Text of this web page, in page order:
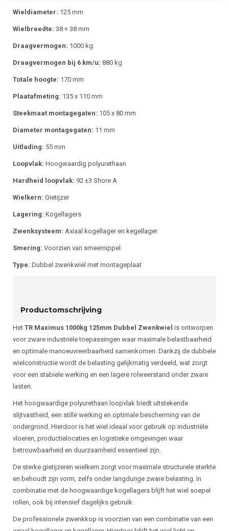
Wieldiameter: 125 mm
Wielbreedte: 38 + 38 mm
Draagvermogen: 1000 kg
Draagvermogen bij 6 km/u: 880 kg
Totale hoogte: 170 mm
Plaatafmeting: 135 x 110 mm
Steekmaat montagegaten: 105 x 80 mm
Diameter montagegaten: 11 mm
Uitlading: 55 mm
Loopvlak: Hoogwaardig polyurethaan
Hardheid loopvlak: 92 ±3 Shore A
Wielkern: Gietijzer
Lagering: Kogellagers
Zwenksysteem: Axiaal kogellager en kegellager
Smering: Voorzien van smeernippel
Type: Dubbel zwenkwiel met montageplaat
Productomschrijving
Het TR Maximus 1000kg 125mm Dubbel Zwenkwiel is ontworpen
voor zware industriële toepassingen waar maximale belastbaarheid
en optimale manoeuvreerbaarheid samenkomen. Dankzij de dubbele
wielconstructie wordt de belasting gelijkmatig verdeeld, wat zorgt
voor een stabiele werking en een lagere rolweerstand onder zware
lasten.
Het hoogwaardige polyurethaan loopvlak biedt uitstekende
slijtvastheid, een stille werking en optimale bescherming van de
ondergrond. Hierdoor is het wiel ideaal voor gebruik op industriële
vloeren, productielocaties en logistieke omgevingen waar
betrouwbaarheid en duurzaamheid essentieel zijn.
De sterke gietijzeren wielkern zorgt voor maximale structurele sterkte
en behoudt zijn vorm, zelfs onder langdurige zware belasting. In
combinatie met de hoogwaardige kogellagers blijft het wiel soepel
rollen, ook bij intensief dagelijks gebruik.
De professionele zwenkkop is voorzien van een combinatie van een